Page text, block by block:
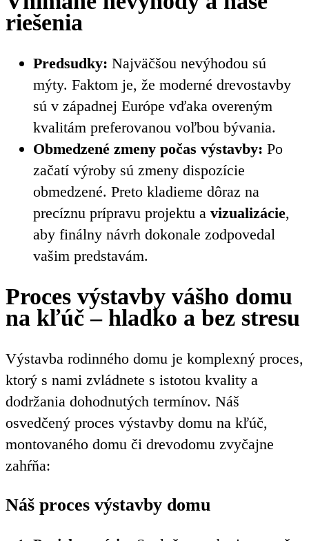
riešenia
Predsudky: Najväčšou nevýhodou sú
mýty. Faktom je, že moderné drevostavby
sú v západnej Európe vďaka overeným
kvalitám preferovanou voľbou bývania.
Obmedzené zmeny počas výstavby: Po
začatí výroby sú zmeny dispozície
obmedzené. Preto kladieme dôraz na
precíznu prípravu projektu a vizualizácie,
aby finálny návrh dokonale zodpovedal
vašim predstavám.
Proces výstavby vášho domu
na kľúč – hladko a bez stresu
Výstavba rodinného domu je komplexný proces,
ktorý s nami zvládnete s istotou kvality a
dodržania dohodnutých termínov. Náš
osvedčený proces výstavby domu na kľúč,
montovaného domu či drevodomu zvyčajne
zahŕňa:
Náš proces výstavby domu